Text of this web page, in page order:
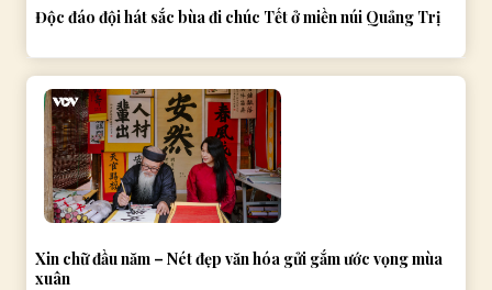
Độc đáo đội hát sắc bùa đi chúc Tết ở miền núi Quảng Trị
Xin chữ đầu năm – Nét đẹp văn hóa gửi gắm ước vọng mùa
xuân